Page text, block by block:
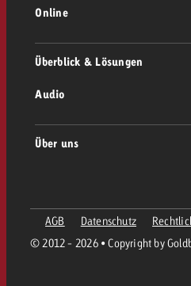
Werberichtlinien
Out of Home Übersicht
Plakatwerbung
Digital Out of Home
Kontaktiere das OOH-
Online
Werbemittel-
Überblick & Lösungen
Beratung & Crossmedia
Werbeformate
Audio
Digital Audio
Über uns
Team
© 2012 - 2026 • Copyright by
AGB Datenschutz